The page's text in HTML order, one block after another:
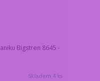
Bigstren 8645 -
Skladem 4 ks